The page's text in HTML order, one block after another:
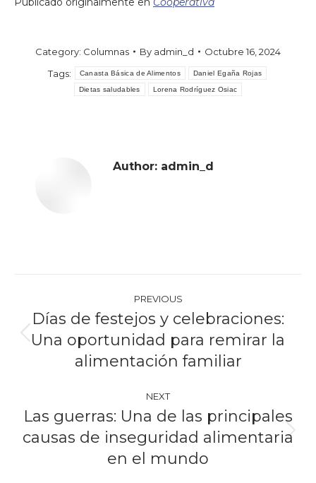
Category: Columnas By admin_d
Octubre 16, 2024
Tags:
Canasta Básica de Alimentos Daniel Egaña Rojas
Dietas saludables Lorena Rodríguez Osiac
Author: admin_d
navigation
PREVIOUS
Previous
post:
Días de festejos y celebraciones:
Una oportunidad para remirar la
alimentación familiar
NEXT
Next
post:
Las guerras: Una de las principales
causas de inseguridad alimentaria
en el mundo